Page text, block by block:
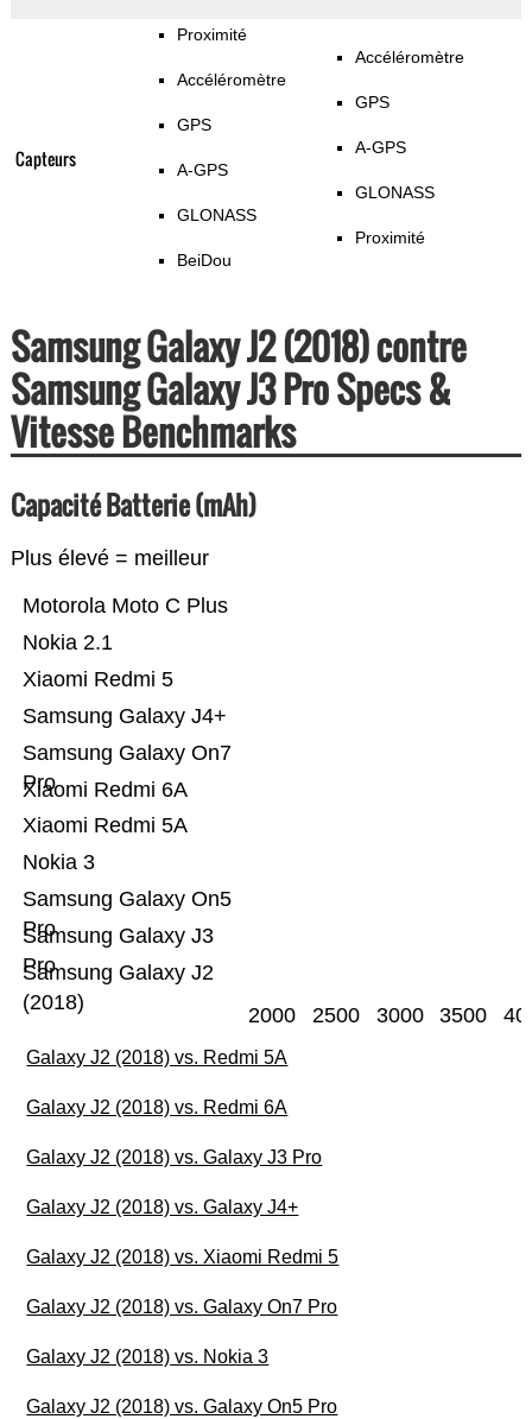
Capteurs
Proximité
Accéléromètre
GPS
A-GPS
GLONASS
BeiDou
Accéléromètre
GPS
A-GPS
GLONASS
Proximité
Samsung Galaxy J2 (2018) contre
Samsung Galaxy J3 Pro Specs &
Vitesse Benchmarks
Capacité Batterie (mAh)
Plus élevé = meilleur
Samsung Galaxy J2
(2018)
Samsung Galaxy J3
Pro
Samsung Galaxy On5
Pro
Nokia 3
Xiaomi Redmi 5A
Xiaomi Redmi 6A
Samsung Galaxy On7
Pro
Samsung Galaxy J4+
Xiaomi Redmi 5
Nokia 2.1
Motorola Moto C Plus
2000 2500 3000 3500
Galaxy J2 (2018) vs. Redmi 5A
Galaxy J2 (2018) vs. Redmi 6A
Galaxy J2 (2018) vs. Galaxy J3 Pro
Galaxy J2 (2018) vs. Galaxy J4+
Galaxy J2 (2018) vs. Xiaomi Redmi 5
Galaxy J2 (2018) vs. Galaxy On7 Pro
Galaxy J2 (2018) vs. Nokia 3
Galaxy J2 (2018) vs. Galaxy On5 Pro